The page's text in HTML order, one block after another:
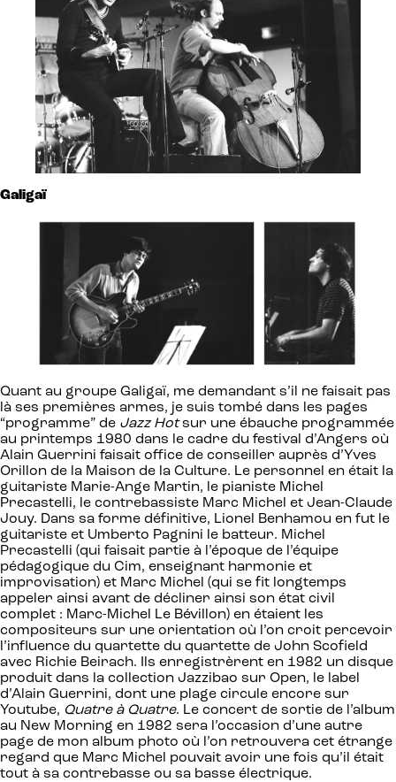
Galigaï
Quant au groupe Galigaï, me demandant s’il ne faisait pas
là ses premières armes, je suis tombé dans les pages
“programme” de Jazz Hotsur une ébauche programmée
au printemps 1980 dans le cadre du festival d’Angers où
Alain Guerrini faisait office de conseiller auprès d’Yves
Orillon de la Maison de la Culture. Le personnel en était la
guitariste Marie-Ange Martin, le pianiste Michel
Precastelli, le contrebassiste Marc Michel et Jean-Claude
Jouy. Dans sa forme définitive, Lionel Benhamou en fut le
guitariste et Umberto Pagnini le batteur. Michel
Precastelli (qui faisait partie à l’époque de l’équipe
pédagogique du Cim, enseignant harmonie et
improvisation) et Marc Michel (qui se fit longtemps
appeler ainsi avant de décliner ainsi son état civil
complet : Marc-Michel Le Bévillon) en étaient les
compositeurs sur une orientation où l’on croit percevoir
l’influence du quartette du quartette de John Scofield
avec Richie Beirach. Ils enregistrèrent en 1982 un disque
produit dans la collection Jazzibao sur Open, le label
d’Alain Guerrini, dont une plage circule encore sur
Youtube, Quatre à Quatre. Le concert de sortie de l’album
au New Morning en 1982 sera l’occasion d’une autre
page de mon album photo où l’on retrouvera cet étrange
regard que Marc Michel pouvait avoir une fois qu’il était
tout à sa contrebasse ou sa basse électrique.